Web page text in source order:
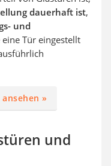
dauerhaft ist,
und
eine Tür eingestellt
»
und